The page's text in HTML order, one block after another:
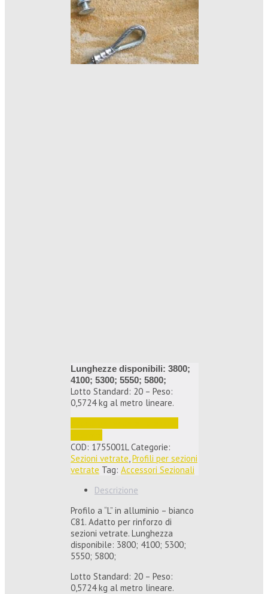
Lunghezze disponibili: 3800;
4100; 5300; 5550; 5800;
Lotto Standard: 20 – Peso:
0,5724 kg al metro lineare.
COD: 1755001L Categorie:
Sezioni vetrate,Profili per sezioni
vetrate Tag: Accessori Sezionali
Descrizione
Profilo a “L” in alluminio – bianco
C81. Adatto per rinforzo di
sezioni vetrate. Lunghezza
disponibile: 3800; 4100; 5300;
5550; 5800;
Lotto Standard: 20 – Peso:
0,5724 kg al metro lineare.